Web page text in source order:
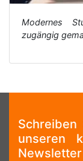
Modernes
zugängig
unseren